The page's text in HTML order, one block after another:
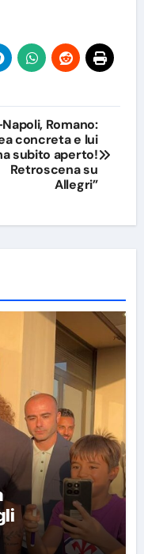
Romano:
concreta e lui
subito aperto!
Retroscena su
Allegri”